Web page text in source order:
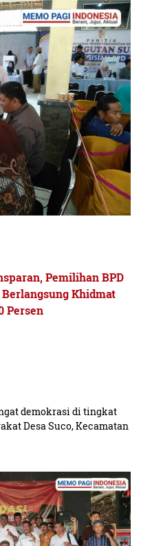
Pemilihan BPD
Berlangsung Khidmat
Persen
demokrasi di tingkat
Desa Suco, Kecamatan